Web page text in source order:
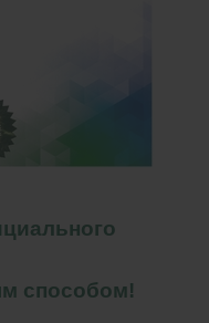
способом!